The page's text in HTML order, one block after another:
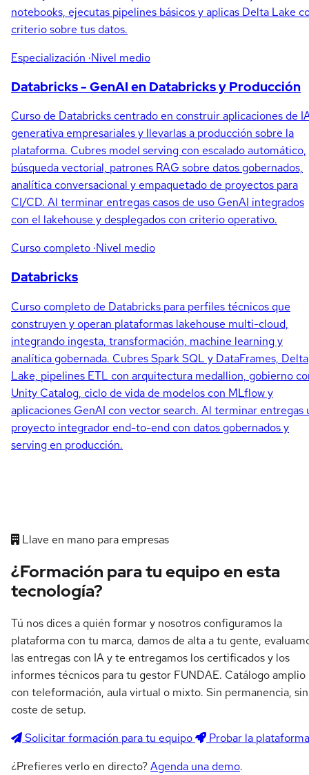
notebooks, ejecutas pipelines básicos y aplicas Delta Lake
criterio sobre tus datos.
Especialización ·Nivel medio
Databricks - GenAI en Databricks y Producción
Curso de Databricks centrado en construir aplicaciones de
generativa empresariales y llevarlas a producción sobre la
plataforma. Cubres model serving con escalado automático,
búsqueda vectorial, patrones RAG sobre datos gobernados,
analítica conversacional y empaquetado de proyectos para
CI/CD. Al terminar entregas casos de uso GenAI integrados
con el lakehouse y desplegados con criterio operativo.
Curso completo ·Nivel medio
Databricks
Curso completo de Databricks para perfiles técnicos que
construyen y operan plataformas lakehouse multi-cloud,
integrando ingesta, transformación, machine learning y
analítica gobernada. Cubres Spark SQL y DataFrames, Delta
Lake, pipelines ETL con arquitectura medallion, gobierno
Unity Catalog, ciclo de vida de modelos con MLflow y
aplicaciones GenAI con vector search. Al terminar entregas
proyecto integrador end-to-end con datos gobernados y
serving en producción.
Llave en mano para empresas
¿Formación para tu equipo en esta
tecnología?
Tú nos dices a quién formar y nosotros configuramos la
plataforma con tu marca, damos de alta a tu gente,
las entregas con IA y te entregamos los certificados y los
informes técnicos para tu gestor FUNDAE. Catálogo amplio
con teleformación, aula virtual o mixto. Sin permanencia, sin
coste de setup.
Solicitar formación para tu equipo
Probar la plataforma
¿Prefieres verlo en directo?Agenda una demo.